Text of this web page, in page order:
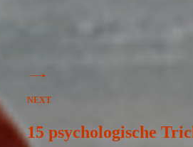
NEXT
15 psychologische